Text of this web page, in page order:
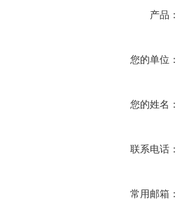
产品：
您的单位：
您的姓名：
联系电话：
常用邮箱：